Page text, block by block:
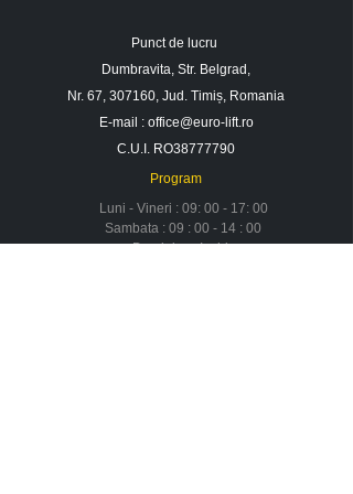
Punct de lucru
Dumbravita, Str. Belgrad,
Nr. 67, 307160, Jud. Timiș, Romania
E-mail : office@euro-lift.ro
C.U.I. RO38777790
Program
Luni - Vineri : 09: 00 - 17: 00
Sambata : 09 : 00 - 14 : 00
Duminica : Inchis